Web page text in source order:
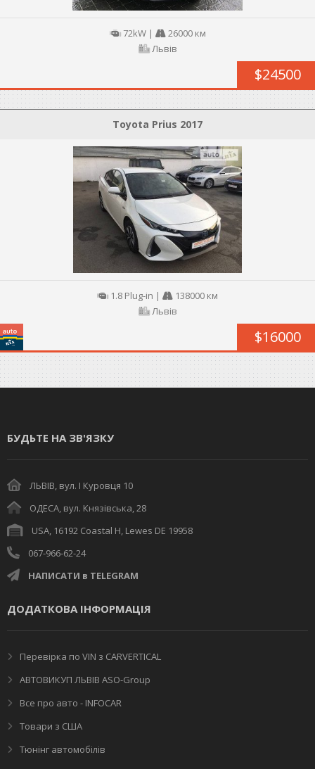
72kW |
26000 км
Львів
$24500
Toyota Prius 2017
1.8 Plug-in |
138000 км
Львів
$16000
БУДЬТЕ НА ЗВ'ЯЗКУ
ЛЬВІВ, вул. І Куровця 10
ОДЕСА, вул. Князівська, 28
USA, 16192 Coastal H, Lewes DE 19958
067-966-62-24
НАПИСАТИ в TELEGRAM
ДОДАТКОВА ІНФОРМАЦІЯ
Перевірка по VIN з CARVERTICAL
АВТОВИКУП ЛЬВІВ ASO-Group
Все про авто - INFOCAR
Товари з США
Тюнінг автомобілів